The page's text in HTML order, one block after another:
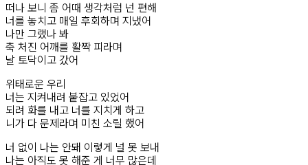
떠나 보니 좀 어때 생각처럼 넌 편해
너를 놓치고 매일 후회하며 지냈어
나만 그랬나 봐
축 처진 어깨를 활짝 피라며
날 토닥이고 갔어
위태로운 우리
너는 지켜내려 붙잡고 있었어
되려 화를 내고 너를 지치게 하고
니가 다 문제라며 미친 소릴 했어
너 없이 나는 안돼 이렇게 널 못 보내
나는 아직도 못 해준 게 너무 많은데